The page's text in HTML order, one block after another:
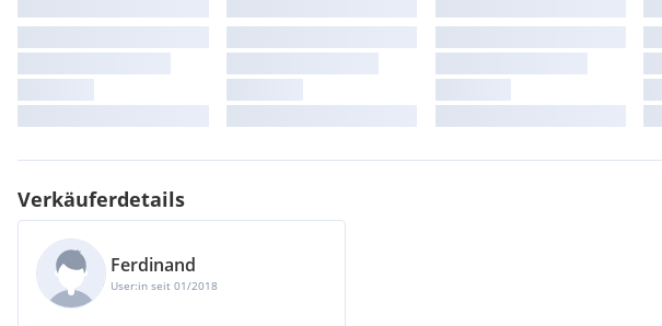
Verkäuferdetails
Ferdinand
User:in seit 01/2018